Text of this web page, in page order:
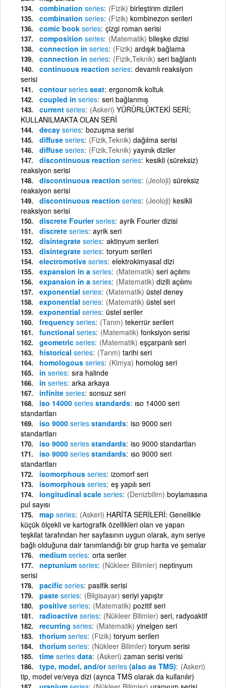
combination series (Fizik) birleştirim dizileri
combination series (Fizik) kombinezon serileri
comic book series çizgi roman serisi
composition series (Matematik) bileşke dizisi
connection in series (Fizik) ardışık bağlama
connection in series (Fizik,Teknik) seri bağlantı
continuous reaction series devamlı reaksiyon
serisi
contourseries seat ergonomik koltuk
coupled in series seri bağlanmış
current series (Askeri) YÜRÜRLÜKTEKİ SERİ;
KULLANILMAKTA OLAN SERİ
decay series bozuşma serisi
diffuse series (Fizik,Teknik) dağılma serisi
diffuse series (Fizik,Teknik) yayınık diziler
discontinuous reaction series kesikli (süreksiz)
reaksiyon serisi
discontinuous reaction series (Jeoloji) süreksiz
reaksiyon serisi
discontinuous reaction series (Jeoloji) kesikli
reaksiyon serisi
discrete Fourierseries ayrik Fourier dizisi
discrete series ayrik seri
disintegrate series aktinyum serileri
disintegrate series toryum serileri
electromotive series elektrokimyasal dizi
expansion in a series (Matematik) seri açılımı
expansion in a series (Matematik) dizili açılımı
exponential series (Matematik) üstel deney
exponential series (Matematik) üstel seri
exponential series üstel seriler
frequency series (Tarım) tekerrür serileri
functional series (Matematik) fonksiyon serisi
geometric series (Matematik) eşçarpanlı seri
historical series (Tarım) tarihi seri
homologous series (Kimya) homolog seri
in series sıra halinde
in series arka arkaya
infinite series sonsuz seri
iso 14000 series standards ıso 14000 seri
standartları
iso 9000 series standards iso 9000 seri
standartları
iso 9000 series standards iso 9000 standartları
iso 9000 series standards ıso 9000 seri
standartları
isomorphous series izomorf seri
isomorphous series eş yapılı seri
longitudinal scale series (Denizbilim) boylamasına
pul sayısı
map series (Askeri) HARİTA SERİLERİ: Genellikle
küçük ölçekli ve kartografik özellikleri olan ve yapan
teşkilat tarafından her sayfasının uygun olarak, aynı seriye
bağlı olduğuna dair tanımlandığı bir grup harita ve şemalar
medium series orta seriler
neptunium series (Nükleer Bilimler) neptinyum
serisi
pacific series pasifik serisi
paste series (Bilgisayar) seriyi yapıştır
positive series (Matematik) pozitif seri
radioactive series (Nükleer Bilimler) seri, radyoaktif
recurring series (Matematik) yinelgen seri
thorium series (Fizik) toryum serileri
thorium series (Nükleer Bilimler) toryum serisi
time series data (Askeri) zaman serisi verisi
type, model, and/orseries (also as TMS) (Askeri)
tip, model ve/veya dizi (ayrıca TMS olarak da kullanılır)